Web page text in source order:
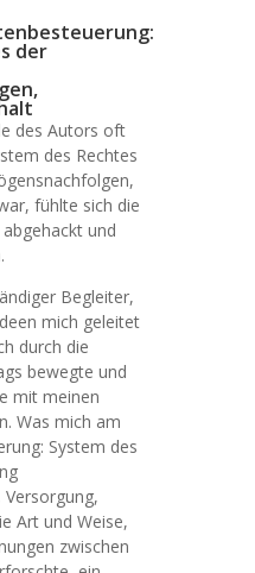
der
des Autors oft
des Rechtes
fühlte sich die
und
Begleiter,
mich geleitet
durch die
bewegte und
mit meinen
Was mich am
System des
Art und Weise,
zwischen